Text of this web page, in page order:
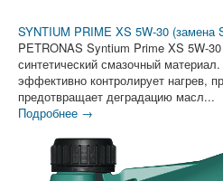
SYNTIUM PRIME XS 5W-30 (замена
PETRONAS Syntium Prime XS 5W-
синтетический смазочный
эффективно контролирует нагрев,
предотвращает деградацию масл...
Подробнее →